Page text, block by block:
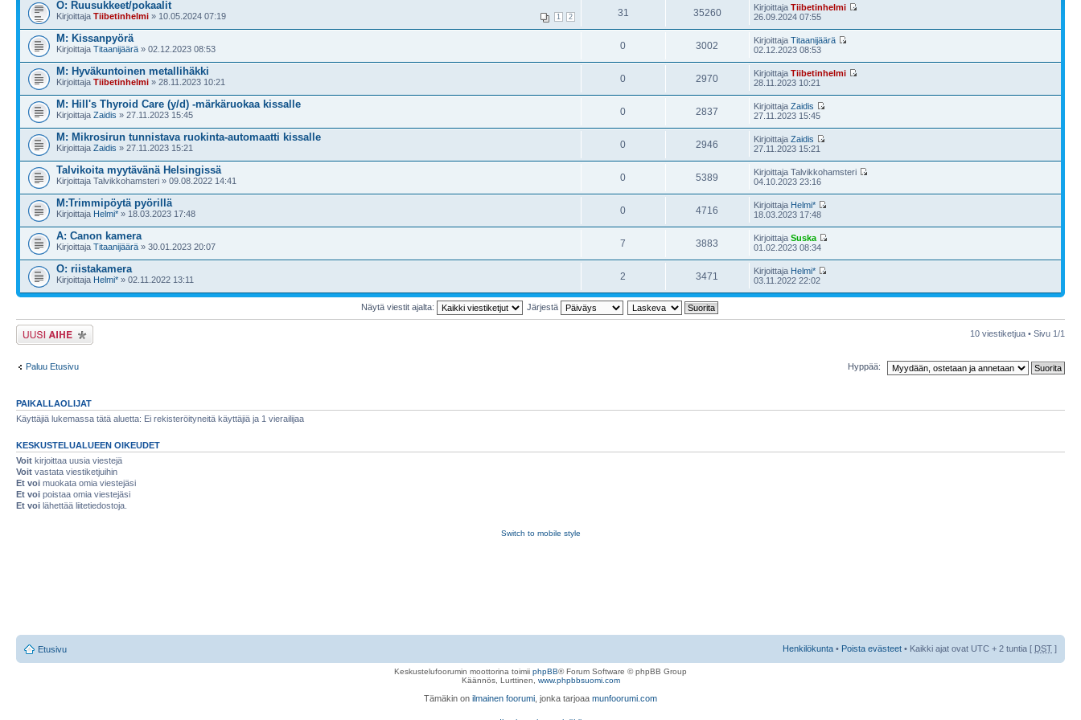
O: Ruusukkeet/pokaalit
1 2
Kirjoittaja Tiibetinhelmi » 10.05.2024 07:19 31 35260 KirjoittajaTiibetinhelmi
26.09.2024 07:55
M: Kissanpyörä
Kirjoittaja Titaanijäärä » 02.12.2023 08:53 0 3002 KirjoittajaTitaanijäärä
02.12.2023 08:53
M: Hyväkuntoinen metallihäkki
Kirjoittaja Tiibetinhelmi » 28.11.2023 10:21 0 2970 KirjoittajaTiibetinhelmi
28.11.2023 10:21
M: Hill's Thyroid Care (y/d) -märkäruokaa kissalle
Kirjoittaja Zaidis » 27.11.2023 15:45 0 2837 KirjoittajaZaidis
27.11.2023 15:45
M: Mikrosirun tunnistava ruokinta-automaatti kissalle
Kirjoittaja Zaidis » 27.11.2023 15:21 0 2946 KirjoittajaZaidis
27.11.2023 15:21
Talvikoita myytävänä Helsingissä
Kirjoittaja Talvikkohamsteri » 09.08.2022 14:41 0 5389
Kirjoittaja Talvikkohamsteri
04.10.2023 23:16
M:Trimmipöytä pyörillä
Kirjoittaja Helmi* » 18.03.2023 17:48 0 4716 Kirjoittaja Helmi*
18.03.2023 17:48
A: Canon kamera
Kirjoittaja Titaanijäärä » 30.01.2023 20:07 7 3883 KirjoittajaSuska
01.02.2023 08:34
O: riistakamera
Kirjoittaja Helmi* » 02.11.2022 13:11 2 3471 Kirjoittaja Helmi*
03.11.2022 22:02
Näytä viestit ajalta: Järjestä
Lähetä uusi viesti 10 viestiketjua • Sivu 1/1
Paluu Etusivu Hyppää:
PAIKALLAOLIJAT
Käyttäjiä lukemassa tätä aluetta: Ei rekisteröityneitä käyttäjiä ja 1 vierailijaa
KESKUSTELUALUEEN OIKEUDET
Voit kirjoittaa uusia viestejä
Voit vastata viestiketjuihin
Et voi muokata omia viestejäsi
Et voi poistaa omia viestejäsi
Et voi lähettää liitetiedostoja.
Switch to mobile style
Etusivu Henkilökunta • Poista evästeet • Kaikki ajat ovat UTC + 2 tuntia [ DST ]
Keskustelufoorumin moottorina toimii phpBB® Forum Software © phpBB Group
Käännös, Lurttinen, www.phpbbsuomi.com
Tämäkin on ilmainen foorumi , jonka tarjoaa munfoorumi.com